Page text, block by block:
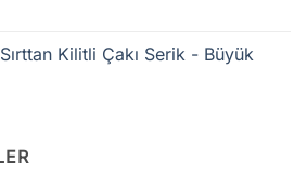
Sırttan Kilitli Çakı Serik - Büyük